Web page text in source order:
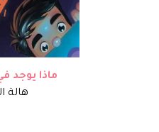
ماذا يوجد
هالة